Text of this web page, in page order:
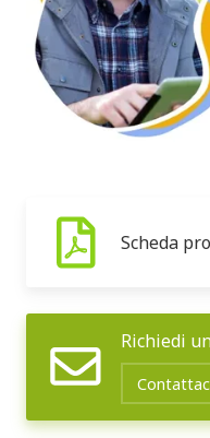
Scheda
Richiedi